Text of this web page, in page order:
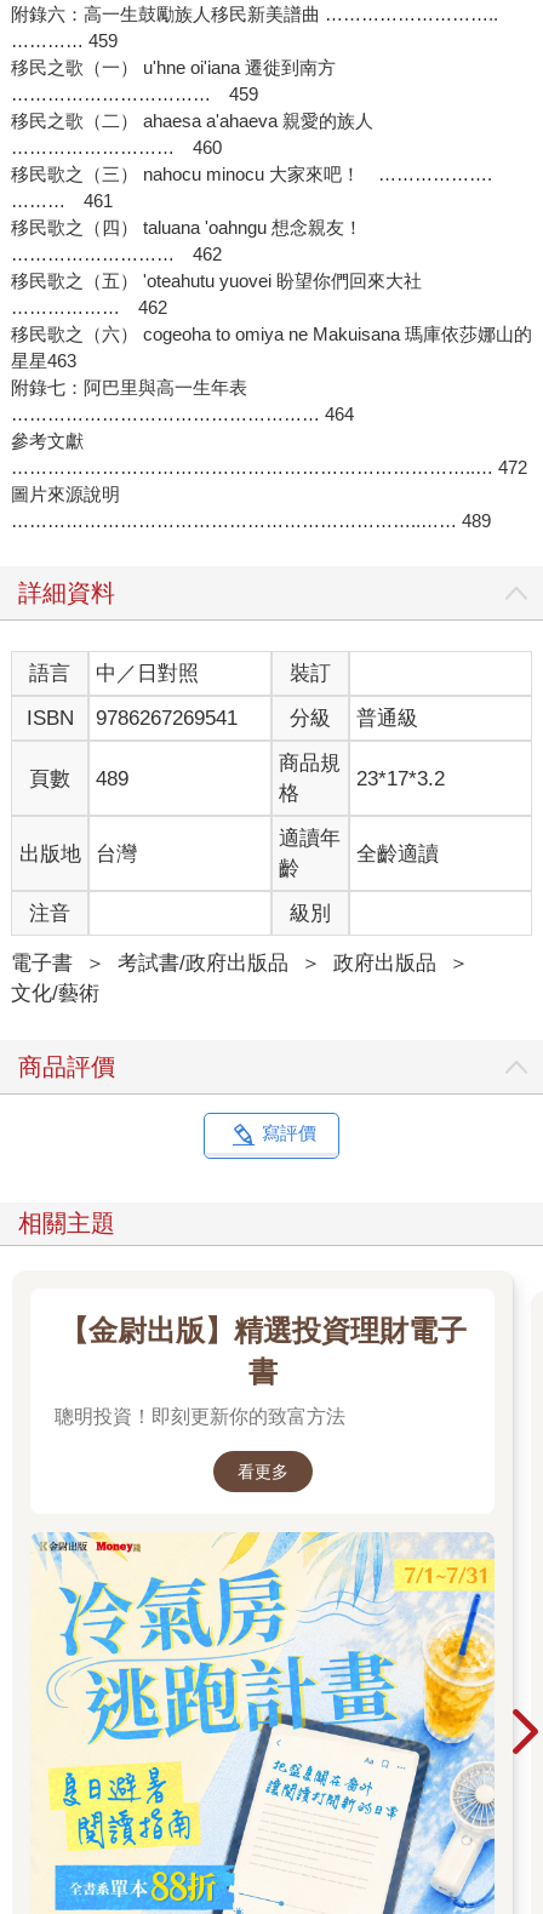
附錄六：高一生鼓勵族人移民新美譜曲 ………………………..
………… 459
移民之歌（一） u'hne oi'iana 遷徙到南方
…………………………… 459
移民之歌（二） ahaesa a'ahaeva 親愛的族人
……………………… 460
移民歌之（三） nahocu minocu 大家來吧！ ……………….
……… 461
移民歌之（四） taluana 'oahngu 想念親友！
……………………… 462
移民歌之（五） 'oteahutu yuovei 盼望你們回來大社
……………… 462
移民歌之（六） cogeoha to omiya ne Makuisana 瑪庫依莎娜山的
星星463
附錄七：阿巴里與高一生年表
…………………………………………… 464
參考文獻
…………………………………………………………………..… 472
圖片來源說明
…………………………………………………………..…… 489
詳細資料
語言 中／日對照
裝訂
ISBN
9786267269541 分級 普通級
頁數 489
商品規
格
23*17*3.2
出版地 台灣
適讀年
齡
全齡適讀
注音 級別
電子書 ＞ 考試書/政府出版品 ＞ 政府出版品
＞
文化/藝術
商品評價
寫評價
相關主題
【金尉出版】精選投資理財電子
書
聰明投資！即刻更新你的致富方法
看更多